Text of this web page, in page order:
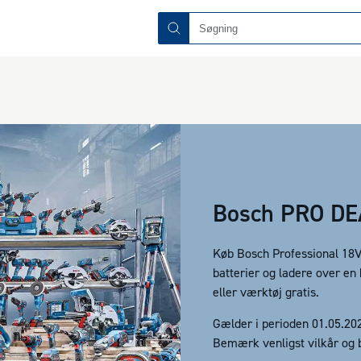
Bosch PRO
Køb Bosch Professional
batterier og ladere over
eller værktøj gratis.
Gælder i perioden
Bemærk venligst vilkår og